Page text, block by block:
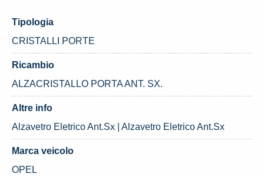
Tipologia
CRISTALLI PORTE
Ricambio
ALZACRISTALLO PORTA ANT. SX.
Altre info
Alzavetro Eletrico Ant.Sx | Alzavetro Eletrico Ant.Sx
Marca veicolo
OPEL